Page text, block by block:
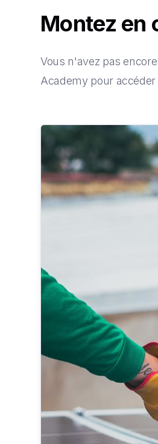
Montez en
Vous n'avez pas
Academy pour